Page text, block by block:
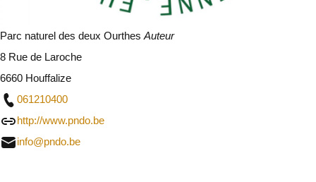
Parc naturel des deux Ourthes Auteur
8 Rue de Laroche
6660 Houffalize
061210400
http://www.pndo.be
info@pndo.be